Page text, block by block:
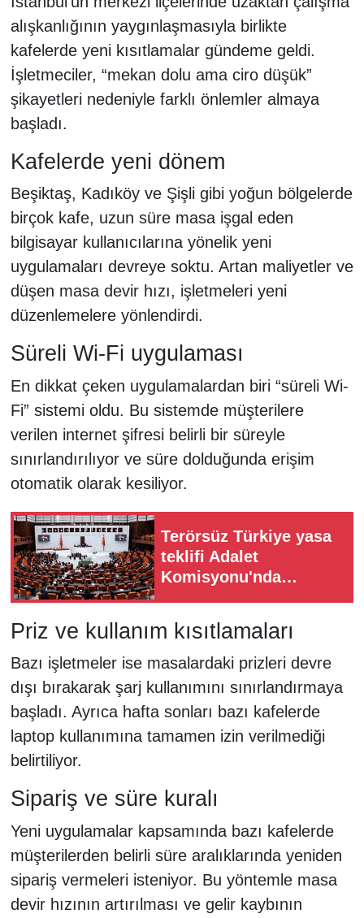
alışkanlığının yaygınlaşmasıyla birlikte
kafelerde yeni kısıtlamalar gündeme geldi.
İşletmeciler, “mekan dolu ama ciro düşük”
şikayetleri nedeniyle farklı önlemler almaya
başladı.
Kafelerde yeni dönem
Beşiktaş, Kadıköy ve Şişli gibi yoğun bölgelerde
birçok kafe, uzun süre masa işgal eden
bilgisayar kullanıcılarına yönelik yeni
uygulamaları devreye soktu. Artan maliyetler ve
düşen masa devir hızı, işletmeleri yeni
düzenlemelere yönlendirdi.
Süreli Wi-Fi uygulaması
En dikkat çeken uygulamalardan biri “süreli Wi-
Fi” sistemi oldu. Bu sistemde müşterilere
verilen internet şifresi belirli bir süreyle
sınırlandırılıyor ve süre dolduğunda erişim
otomatik olarak kesiliyor.
Terörsüz Türkiye yasa
teklifi Adalet
Komisyonu'nda
Priz ve kullanım kısıtlamaları
Bazı işletmeler ise masalardaki prizleri devre
dışı bırakarak şarj kullanımını sınırlandırmaya
başladı. Ayrıca hafta sonları bazı kafelerde
laptop kullanımına tamamen izin verilmediği
belirtiliyor.
Sipariş ve süre kuralı
Yeni uygulamalar kapsamında bazı kafelerde
müşterilerden belirli süre aralıklarında yeniden
sipariş vermeleri isteniyor. Bu yöntemle masa
devir hızının artırılması ve gelir kaybının